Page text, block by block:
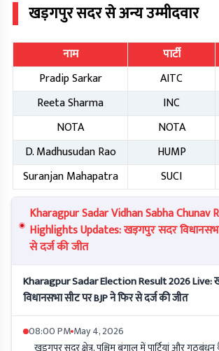
खड़गपुर सदरसे अन्य उम्मीदवार
नाम पार्टी
Pradip Sarkar
AITC
Reeta Sharma
INC
NOTA
NOTA
D. Madhusudan Rao
HUMP
Suranjan Mahapatra
SUCI
Kharagpur Sadar Vidhan Sabha Chunav
Highlights Updates: खड़गपुर सदर
से दर्ज की जीत
Kharagpur Sadar Election Result 2026 Live:
विधानसभा सीट पर BJP ने फिर से दर्ज की जीत
08:00 PM May 4, 2026